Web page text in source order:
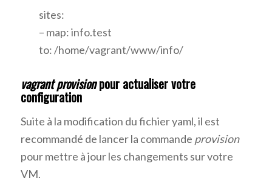
sites:
– map: info.test
to: /home/vagrant/www/info/
vagrant provisionpour actualiser votre
configuration
Suite à la modification du fichier yaml, il est
recommandé de lancer la commande provision
pour mettre à jour les changements sur votre
VM.